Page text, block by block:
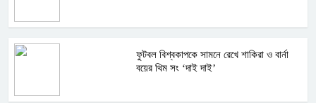
ফুটবল বিশ্বকাপকে সামনে রেখে শাকিরা ও বার্না
বয়ের থিম সং ‘দাই দাই’